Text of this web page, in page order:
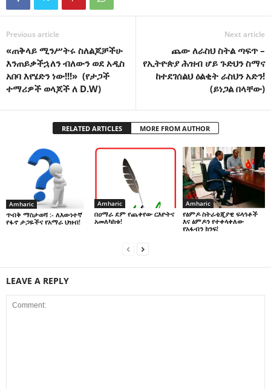
Previous article
«ጠቅላይ ሚንሥትሩ ስለልጆቻችሁ
እንጠይቃችኋለን ብለውን ወደ አዲስ
አበባ እየሄድን ነው!!!» (የታጋች
ተማሪዎች ወላጆች ለ D.W)
Next article
ጨው ለራስህ ስትል ጣፍጥ –
የኢትዮጵያ ሕዝብ ሆይ ጉድህን ስማና
ከተደገሰልህ ዕልቂት ራስህን አድን!
(ይነጋል በላቸው)
RELATED ARTICLES MORE FROM AUTHOR
Amharic
ጥብቅ ማስታወሻ :- ለእውነተኛ
የፋኖ ታጋዬችና የአማራ ህዝብ!
Amharic
በዐማራ ደም የጨቀየው ርእዮትና
አመለካከቱ!
Amharic
የፅምዶ ስትራቴጂያዊ ፍላጎቶች
እና ፅምዶን የተቀላቀለው
የአፋብን ክንፍ!
LEAVE A REPLY